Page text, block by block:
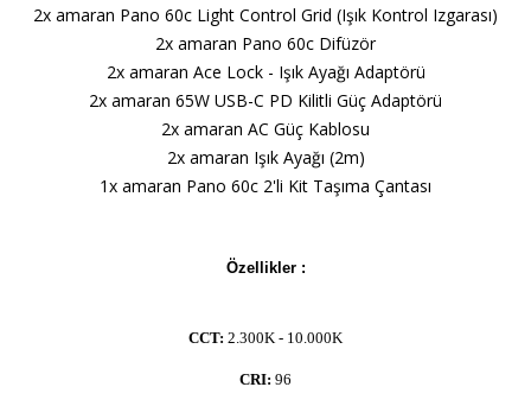
2x amaran Pano 60c Light Control Grid (Işık Kontrol Izgarası)
2x amaran Pano 60c Difüzör
2x amaran Ace Lock - Işık Ayağı Adaptörü
2x amaran 65W USB-C PD Kilitli Güç Adaptörü
2x amaran AC Güç Kablosu
2x amaran Işık Ayağı (2m)
1x amaran Pano 60c 2'li Kit Taşıma Çantası
Özellikler :
CCT: 2.300K - 10.000K
CRI: 96